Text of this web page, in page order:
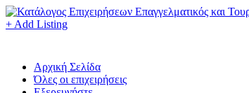
+ Add Listing
Αρχική Σελίδα
Όλες οι επιχειρήσεις